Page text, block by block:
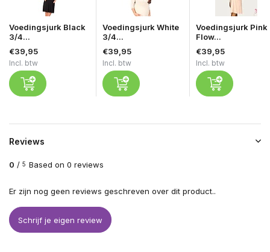
Voedingsjurk Black
3/4...
€39,95
Incl. btw
Voedingsjurk White
3/4...
€39,95
Incl. btw
Voedingsjurk Pink
Flow...
€39,95
Incl. btw
Reviews
0 / 5 Based on 0 reviews
Er zijn nog geen reviews geschreven over dit product..
Schrijf je eigen review